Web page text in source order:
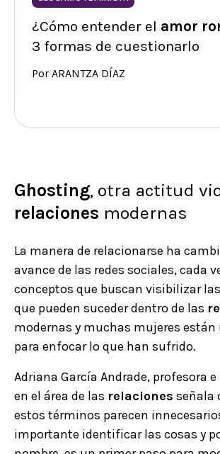
¿Cómo entender el amor
3 formas de cuestionarlo
Por ARANTZA DÍAZ
Ghosting, otra actitud
relaciones modernas
La manera de relacionarse ha
avance de las redes sociales, cada
conceptos que buscan visibilizar
que pueden suceder dentro de las
modernas y muchas mujeres están
para enfocar lo que han sufrido.
Adriana García Andrade, profesora
en el área de las relaciones señala
estos términos parecen
importante identificar las cosas y